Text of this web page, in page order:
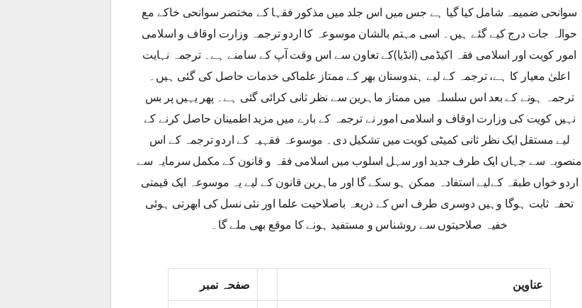
سوانحی ضمیمہ شامل کیا گیا ہے جس میں اس جلد میں مذکور فقہا کے مختصر سوانحی خاکے مع
حوالہ جات درج کیے گئے ہیں۔ اسی مہتم بالشان موسوعہ کا اردو ترجمہ وزارت اوقاف و اسلامی
امور کویت اور اسلامی فقہ اکیڈمی (انڈیا)کے تعاون سے اس وقت آپ کے سامنے ہے۔ ترجمہ نہایت
اعلیٰ معیار کا ہے، ترجمہ کے لیے ہندوستان بھر کے ممتاز علماکی خدمات حاصل کی گئی ہیں۔
ترجمہ ہونے کے بعد اس سلسلہ میں ممتاز ماہرین سے نظر ثانی کرائی گئی ہے۔ پھر یہیں پر بس
نہیں کویت کی وزارت اوقاف و اسلامی امور نے ترجمہ کے بارے میں مزید اطمینان حاصل کرنے کے
لیے مستقل ایک نظر ثانی کمیٹی کویت میں تشکیل دی۔ موسوعہ فقہیہ کے اردو ترجمہ کے اس
منصوبہ سے جہاں ایک طرف جدید اور سہل اسلوب میں اسلامی فقہ و قانون کے مکمل سرمایہ سے
اردو خواں طبقہ کےلیے استفادہ ممکن ہو سکے گا اور ماہرین قانون کے لیے یہ موسوعہ ایک قیمتی
تحفہ ثابت ہوگا وہیں دوسری طرف اس کے ذریعہ باصلاحیت علما اور نئی نسل کی ابھرتی ہوئی
خفیہ صلاحیتوں سے روشناس و مستفید ہونے کا موقع بھی ملے گا۔
عناوین صفحہ نمبر